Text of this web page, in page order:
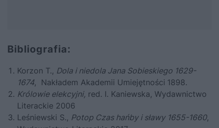
Bibliografia:
Korzon T., Dola i niedola Jana Sobieskiego 1629-
1674, Nakładem Akademii Umiejętności 1898.
Królowie elekcyjni, red. I. Kaniewska, Wydawnictwo
Literackie 2006
Leśniewski S., Potop Czas hańby i sławy 1655-1660,